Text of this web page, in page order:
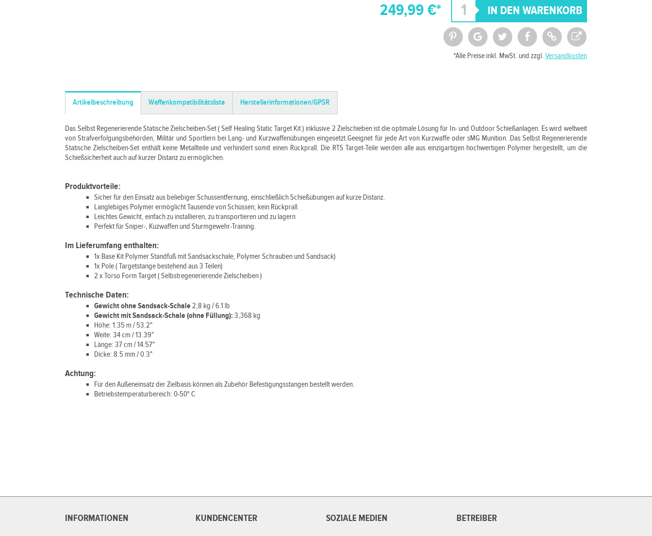
249,99 €*
*Alle Preise inkl. MwSt. und zzgl. Versandkosten
Artikelbeschreibung Waffenkompatibilitätsliste Herstellerinformationen/GPSR
Das Selbst Regenerierende Statische Zielscheiben-Set ( Self Healing Static Target Kit ) inklusive 2 Zielschieben ist die optimale Lösung für In- und Outdoor Schießanlagen. Es wird weltweit
von Strafverfolgungsbehörden, Militär und Sportlern bei Lang- und Kurzwaffenübungen eingesetzt.Geeignet für jede Art von Kurzwaffe oder sMG Munition. Das Selbst Regenerierende
Statische Zielscheiben-Set enthält keine Metallteile und verhindert somit einen Rückprall. Die RTS Target-Teile werden alle aus einzigartigen hochwertigen Polymer hergestellt, um die
Schießsicherheit auch auf kurzer Distanz zu ermöglichen.
Produktvorteile:
Sicher für den Einsatz aus beliebiger Schussentfernung, einschließlich Schießübungen auf kurze Distanz.
Langlebiges Polymer ermöglicht Tausende von Schüssen; kein Rückprall.
Leichtes Gewicht, einfach zu installieren, zu transportieren und zu lagern
Perfekt für Sniper-, Kuzwaffen und Sturmgewehr-Training.
Im Lieferumfang enthalten:
1x Base Kit Polymer Standfuß mit Sandsackschale, Polymer Schrauben und Sandsack)
1x Pole ( Targetstange bestehend aus 3 Teilen)
2 x Torso Form Target ( Selbstregenerierende Zielscheiben )
Technische Daten:
Gewicht ohne Sandsack-Schale2,8 kg / 6.1 lb
Gewicht mit Sandsack-Schale (ohne Füllung):3,368 kg
Höhe: 1.35 m / 53.2"
Weite: 34 cm / 13.39"
Länge: 37 cm / 14.57"
Dicke: 8.5 mm / 0.3"
Achtung:
Für den Außeneinsatz der Zielbasis können als Zubehör Befestigungsstangen bestellt werden.
Betriebstemperaturbereich: 0-50° C
INFORMATIONEN KUNDENCENTER SOZIALE MEDIEN BETREIBER